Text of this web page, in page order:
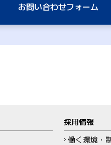
お問い合わせフォーム
採用情報
働く環境・